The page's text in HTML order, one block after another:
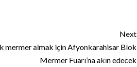
Next
mermer almak için Afyonkarahisar Blok
Mermer Fuarı’na akın edecek